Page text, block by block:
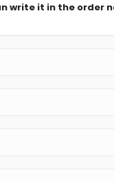
write it in the order